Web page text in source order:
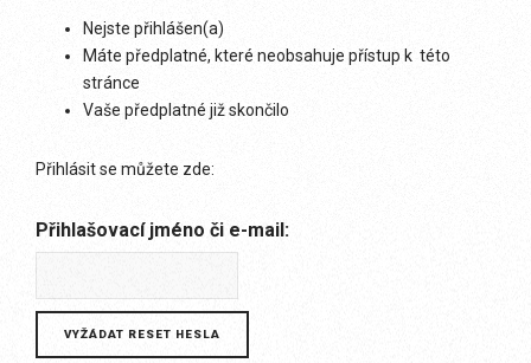
Nejste přihlášen(a)
Máte předplatné, které neobsahuje přístup k této
stránce
Vaše předplatné již skončilo
Přihlásit se můžete zde:
Přihlašovací jméno či e-mail: